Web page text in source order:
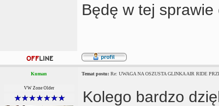
Będę w tej sprawie
Kuman Temat postu: Re: UWAGA NA OSZUSTA GLINKA AIR RIDE
VW Zone Older
Kolego bardzo